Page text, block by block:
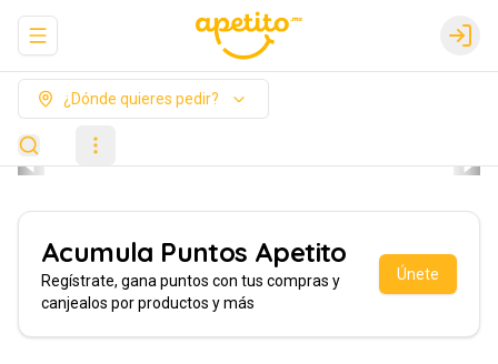
Abrir menu de navegación Login
¿Dónde quieres pedir?
Acumula Puntos Apetito
Regístrate, gana puntos con tus compras y
canjealos por productos y más
Únete